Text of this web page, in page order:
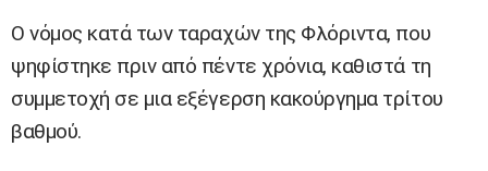
Ο νόμος κατά των ταραχών της Φλόριντα, που
ψηφίστηκε πριν από πέντε χρόνια, καθιστά τη
συμμετοχή σε μια εξέγερση κακούργημα τρίτου
βαθμού.